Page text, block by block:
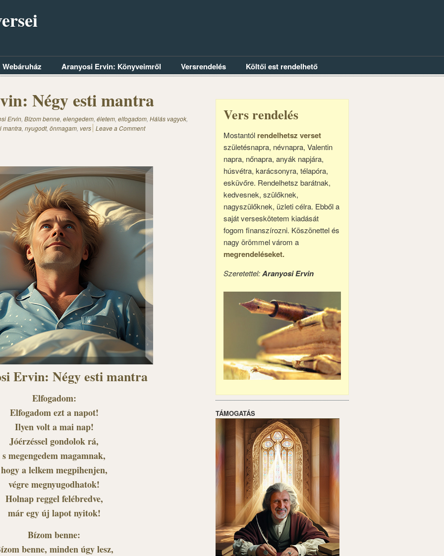
Webáruház Aranyosi Ervin: Könyveimről Versrendelés Költői est rendelhető
Négy esti mantra
Ervin, Bízom benne, elengedem, életem, elfogadom, Hálás vagyok,
mantra, nyugodt, önmagam, vers Leave a Comment
Ervin: Négy esti mantra
Elfogadom:
Elfogadom ezt a napot!
Ilyen volt a mai nap!
Jóérzéssel gondolok rá,
s megengedem magamnak,
hogy a lelkem megpihenjen,
végre megnyugodhatok!
Holnap reggel felébredve,
már egy új lapot nyitok!
Bízom benne:
benne, minden úgy lesz,
Vers rendelés
Mostantól rendelhetsz verset
születésnapra, névnapra, Valentin
napra, nőnapra, anyák napjára,
húsvétra, karácsonyra, télapóra,
esküvőre. Rendelhetsz barátnak,
kedvesnek, szülőknek,
nagyszülőknek, üzleti célra. Ebből a
saját verseskötetem kiadását
fogom finanszírozni. Köszönettel és
nagy örömmel várom a
megrendeléseket.
Szeretettel:Aranyosi Ervin
TÁMOGATÁS